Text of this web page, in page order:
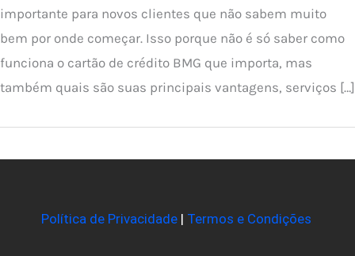
importante para novos clientes que não sabem muito
bem por onde começar. Isso porque não é só saber como
funciona o cartão de crédito BMG que importa, mas
também quais são suas principais vantagens, serviços […]
Política de Privacidade| Termos e Condições